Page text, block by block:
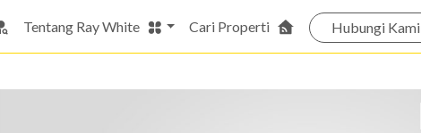
Tentang Ray White Cari Properti Hubungi Kami